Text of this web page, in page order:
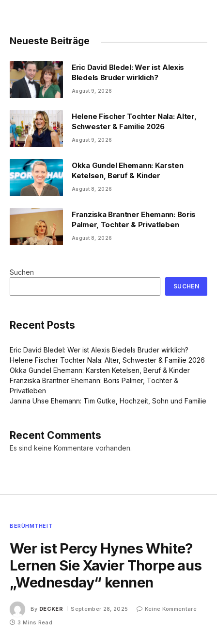
Neueste Beiträge
Eric David Bledel: Wer ist Alexis
Bledels Bruder wirklich?
August 9, 2026
Helene Fischer Tochter Nala: Alter,
Schwester & Familie 2026
August 9, 2026
Okka Gundel Ehemann: Karsten
Ketelsen, Beruf & Kinder
August 8, 2026
Franziska Brantner Ehemann: Boris
Palmer, Tochter & Privatleben
August 8, 2026
Suchen
SUCHEN
Recent Posts
Eric David Bledel: Wer ist Alexis Bledels Bruder wirklich?
Helene Fischer Tochter Nala: Alter, Schwester & Familie 2026
Okka Gundel Ehemann: Karsten Ketelsen, Beruf & Kinder
Franziska Brantner Ehemann: Boris Palmer, Tochter &
Privatleben
Janina Uhse Ehemann: Tim Gutke, Hochzeit, Sohn und Familie
Recent Comments
Es sind keine Kommentare vorhanden.
BERÜHMTHEIT
Wer ist Percy Hynes White?
Lernen Sie Xavier Thorpe aus
„Wednesday“ kennen
By DECKER September 28, 2025
Keine Kommentare
3 Mins Read